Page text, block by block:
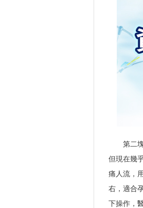
第二
但現在幾
痛人流，
右，適合
下操作，